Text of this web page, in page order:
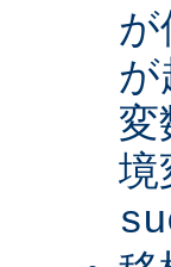
が
が
変
境